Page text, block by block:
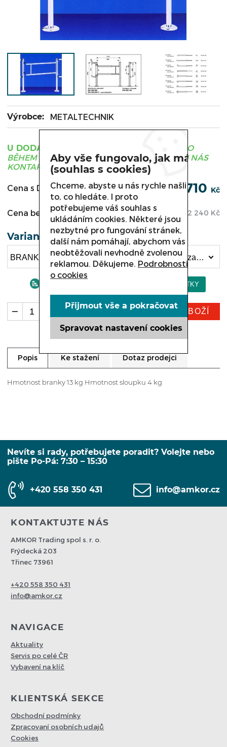
Výrobce: METALTECHNIK
U DODAVATELE
ZBOŽÍ JE OBVYKLE DODÁNO
BĚHEM 3 - 21 DNÍ, PRO UPŘESNĚNÍ TERMÍNU NÁS
KONTAKTUJTE.
Cena s DPH: 2 710 Kč
Cena bez DPH: 2 240 Kč
Varianta
BRANKA PRO ZAMĚSTNANCE SW 026.000 , Uzamykatelný sloupek SW 026.100 (2 710 Kč)
ks KOUPIT ZBOŽÍ
Popis Ke stažení Dotaz prodejci
Hmotnost branky 13 kg Hmotnost sloupku 4 kg
Nevíte si rady, potřebujete poradit? Volejte nebo
pište Po-Pá: 7:30 – 15:30
+420 558 350 431 info@amkor.cz
KONTAKTUJTE NÁS
AMKOR Trading spol s. r. o.
Frýdecká 203
Třinec 73961
+420 558 350 431
info@amkor.cz
NAVIGACE
Aktuality
Servis po celé ČR
Vybavení na klíč
KLIENTSKÁ SEKCE
Obchodní podmínky
Zpracovaní osobních udajů
Cookies
Aby vše fungovalo, jak má
(souhlas s cookies)
Chceme, abyste u nás rychle našli
to, co hledáte. I proto
potřebujeme váš souhlas s
ukládáním cookies. Některé jsou
nezbytné pro fungování stránek,
další nám pomáhají, abychom vás
neobtěžovali nevhodně zvolenou
reklamou. Děkujeme. Podrobnosti
o cookies
Spravovat nastavení cookies
Přijmout vše a pokračovat